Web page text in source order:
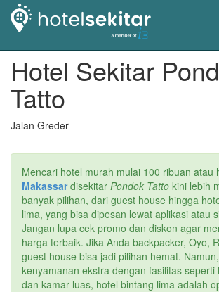
Hotel Sekitar
Tatto
Jalan Greder
Mencari hotel murah mulai 100 ribuan atau
Makassardisekitar Pondok Tatto kini lebih
banyak pilihan, dari guest house hingga
lima, yang bisa dipesan lewat aplikasi atau
Jangan lupa cek promo dan diskon agar
harga terbaik. Jika Anda backpacker, Oyo,
guest house bisa jadi pilihan hemat.
kenyamanan ekstra dengan fasilitas seperti
dan kamar luas, hotel bintang lima adalah